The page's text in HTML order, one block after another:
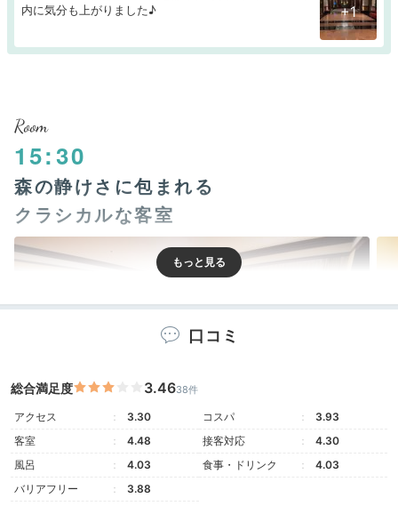
内に気分も上がりました♪
+1
Room
15:30
森の静けさに包まれる
クラシカルな客室
客室は全85室。クラシカルな内装で統一されたお部屋
口コミ
総合満足度 3.4638件
アクセス 3.30 コスパ
3.93
客室
4.48 接客対応
4.30
風呂
4.03 食事・ドリンク
4.03
バリアフリー
3.88